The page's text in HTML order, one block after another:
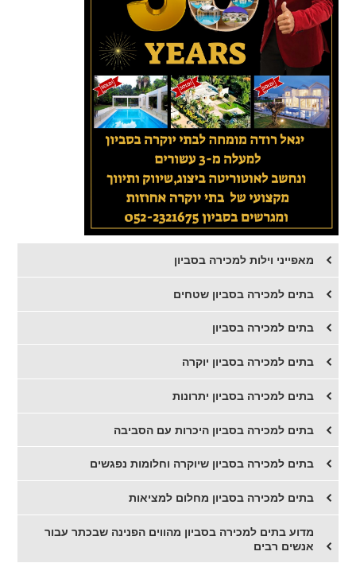
מאפייני וילות למכירה בסביון
בתים למכירה בסביון שטחים
בתים למכירה בסביון
​בתים למכירה בסביון יוקרה
​בתים למכירה בסביון יתרונות
בתים למכירה בסביון היכרות עם הסביבה
בתים למכירה בסביון שיוקרה וחלומות נפגשים
בתים למכירה בסביון מחלום למציאות
מדוע בתים למכירה בסביון מהווים הפנינה שבכתר עבור
אנשים רבים